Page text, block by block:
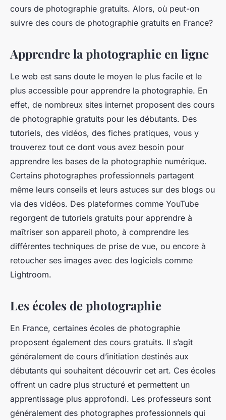
cours de photographie gratuits. Alors, où peut-on
suivre des cours de photographie gratuits en France?
Apprendre la photographie en ligne
Le web est sans doute le moyen le plus facile et le
plus accessible pour apprendre la photographie. En
effet, de nombreux sites internet proposent des cours
de photographie gratuits pour les débutants. Des
tutoriels, des vidéos, des fiches pratiques, vous y
trouverez tout ce dont vous avez besoin pour
apprendre les bases de la photographie numérique.
Certains photographes professionnels partagent
même leurs conseils et leurs astuces sur des blogs ou
via des vidéos. Des plateformes comme YouTube
regorgent de tutoriels gratuits pour apprendre à
maîtriser son appareil photo, à comprendre les
différentes techniques de prise de vue, ou encore à
retoucher ses images avec des logiciels comme
Lightroom.
Les écoles de photographie
En France, certaines écoles de photographie
proposent également des cours gratuits. Il s’agit
généralement de cours d’initiation destinés aux
débutants qui souhaitent découvrir cet art. Ces écoles
offrent un cadre plus structuré et permettent un
apprentissage plus approfondi. Les professeurs sont
généralement des photographes professionnels qui